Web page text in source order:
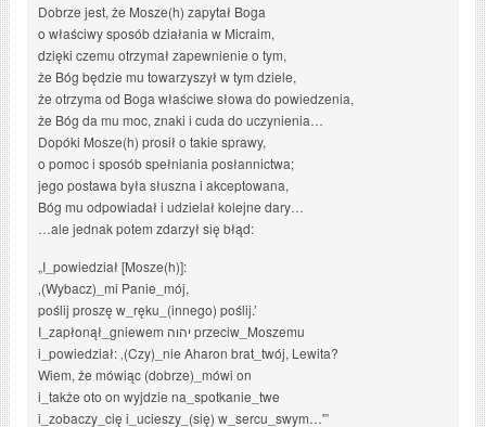
Dobrze jest, że Mosze(h) zapytał Boga
o właściwy sposób działania w Micraim,
dzięki czemu otrzymał zapewnienie o tym,
że Bóg będzie mu towarzyszył w tym dziele,
że otrzyma od Boga właściwe słowa do powiedzenia,
że Bóg da mu moc, znaki i cuda do uczynienia…
Dopóki Mosze(h) prosił o takie sprawy,
o pomoc i sposób spełniania posłannictwa;
jego postawa była słuszna i akceptowana,
Bóg mu odpowiadał i udzielał kolejne dary…
…ale jednak potem zdarzył się błąd:
„I_powiedział [Mosze(h)]:
‚(Wybacz)_mi Panie_mój,
poślij proszę w_ręku_(innego) poślij.’
I_zapłonął_gniewem יהוה przeciw_Moszemu
i_powiedział: ‚(Czy)_nie Aharon brat_twój, Lewita?
Wiem, że mówiąc (dobrze)_mówi on
i_także oto on wyjdzie na_spotkanie_twe
i_zobaczy_cię i_ucieszy_(się) w_sercu_swym…'”